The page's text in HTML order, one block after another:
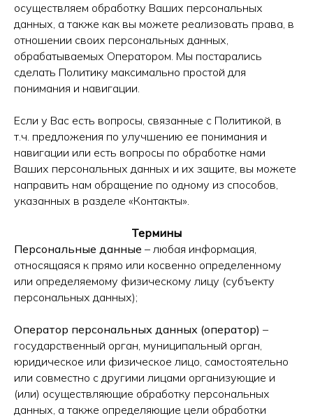
осуществляем обработку Ваших персональных
данных, а также как вы можете реализовать права, в
отношении своих персональных данных,
обрабатываемых Оператором. Мы постарались
сделать Политику максимально простой для
понимания и навигации.
Если у Вас есть вопросы, связанные с Политикой, в
т.ч. предложения по улучшению ее понимания и
навигации или есть вопросы по обработке нами
Ваших персональных данных и их защите, вы можете
направить нам обращение по одному из способов,
указанных в разделе «Контакты».
Термины
Персональные данные – любая информация,
относящаяся к прямо или косвенно определенному
или определяемому физическому лицу (субъекту
персональных данных);
Оператор персональных данных (оператор) –
государственный орган, муниципальный орган,
юридическое или физическое лицо, самостоятельно
или совместно с другими лицами организующие и
(или) осуществляющие обработку персональных
данных, а также определяющие цели обработки